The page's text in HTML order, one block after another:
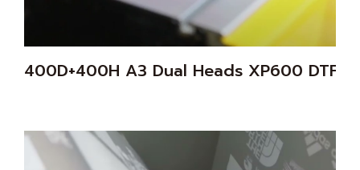
400D+400H A3 Dual Heads XP600 DTF-